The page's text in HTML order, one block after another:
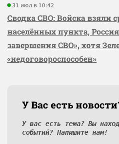
31 июл в 10:42
Сводка СВО: Войска взяли
населённых пункта,
завершения СВО», хотя
«недоговороспособен»
У Вас есть
У вас есть тема? Вы
событий? Напишите нам!